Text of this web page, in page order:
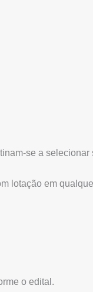
se a
lotação em
o edital.